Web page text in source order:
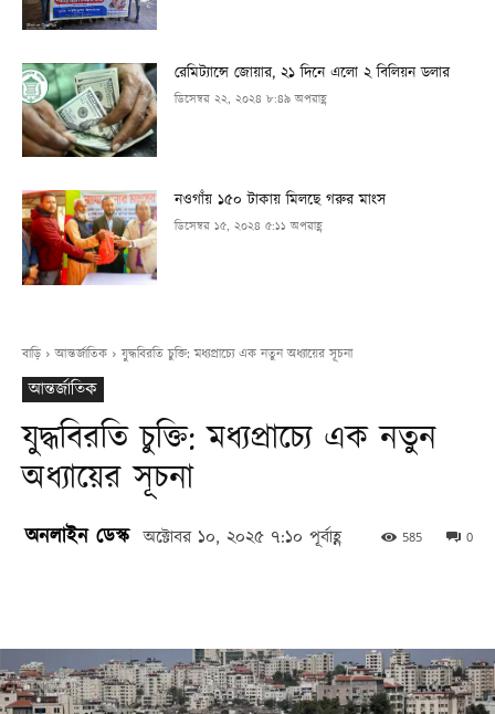
রেমিট্যান্সে জোয়ার, ২১ দিনে এলো ২ বিলিয়ন ডলার
ডিসেম্বর ২২, ২০২৪ ৮:৪৯ অপরাহ্ণ
নওগাঁয় ১৫০ টাকায় মিলছে গরুর মাংস
ডিসেম্বর ১৫, ২০২৪ ৫:১১ অপরাহ্ণ